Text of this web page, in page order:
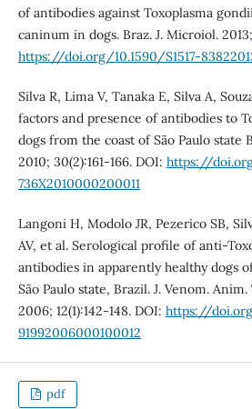
of antibodies against Toxoplasma
caninum in dogs. Braz. J. Microiol.
https://doi.org/10.1590/S1517-
Silva R, Lima V, Tanaka E, Silva A,
factors and presence of antibodies to
dogs from the coast of São Paulo state
2010; 30(2):161-166. DOI: https://
736X2010000200011
Langoni H, Modolo JR, Pezerico SB,
AV, et al. Serological profile of anti-
antibodies in apparently healthy dogs
São Paulo state, Brazil. J. Venom.
2006; 12(1):142-148. DOI: https://
91992006000100012
pdf